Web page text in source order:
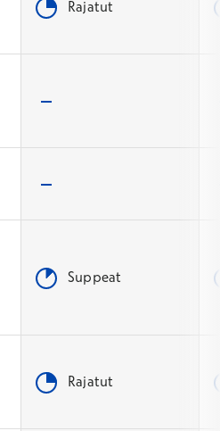
Rajatut
Suppeat
Rajatut